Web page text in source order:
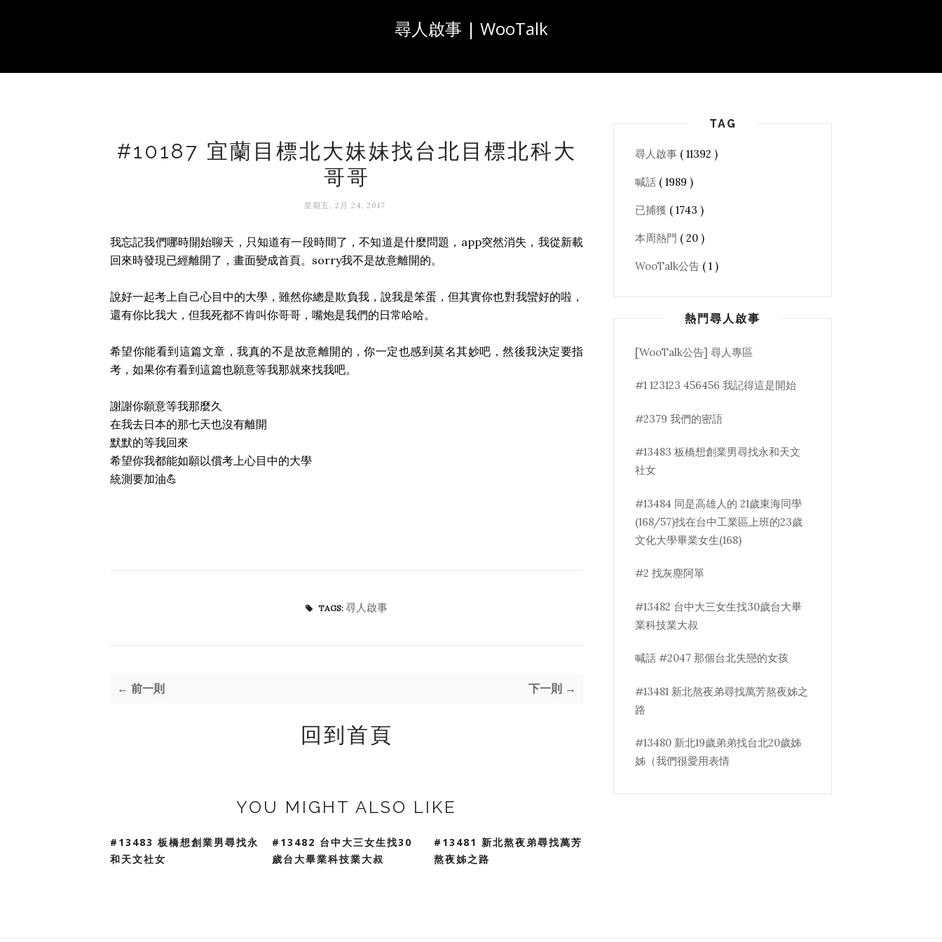
尋人啟事 | WooTalk
#10187 宜蘭目標北大妹妹找台北目標北科大
哥哥
星期五, 2月 24, 2017
我忘記我們哪時開始聊天，只知道有一段時間了，不知道是什麼問題，app突然消失，我從新載
回來時發現已經離開了，畫面變成首頁。sorry我不是故意離開的。
說好一起考上自己心目中的大學，雖然你總是欺負我，說我是笨蛋，但其實你也對我蠻好的啦，
還有你比我大，但我死都不肯叫你哥哥，嘴炮是我們的日常哈哈。
希望你能看到這篇文章，我真的不是故意離開的，你一定也感到莫名其妙吧，然後我決定要指
考，如果你有看到這篇也願意等我那就來找我吧。
謝謝你願意等我那麼久
在我去日本的那七天也沒有離開
默默的等我回來
希望你我都能如願以償考上心目中的大學
統測要加油💪
TAGS: 尋人啟事
← 前一則 下一則 →
回到首頁
YOU MIGHT ALSO LIKE
#13483 板橋想創業男尋找永
和天文社女
#13482 台中大三女生找30
歲台大畢業科技業大叔
#13481 新北熬夜弟尋找萬芳
熬夜姊之路
TAG
尋人啟事 ( 11392 )
喊話 ( 1989 )
已捕獲 ( 1743 )
本周熱門 ( 20 )
WooTalk公告 ( 1 )
熱門尋人啟事
[WooTalk公告] 尋人專區
#1 123123 456456 我記得這是開始
#2379 我們的密語
#13483 板橋想創業男尋找永和天文
社女
#13484 同是高雄人的 21歲東海同學
(168/57)找在台中工業區上班的23歲
文化大學畢業女生(168)
#2 找灰塵阿單
#13482 台中大三女生找30歲台大畢
業科技業大叔
喊話 #2047 那個台北失戀的女孩
#13481 新北熬夜弟尋找萬芳熬夜姊之
路
#13480 新北19歲弟弟找台北20歲姊
姊（我們很愛用表情